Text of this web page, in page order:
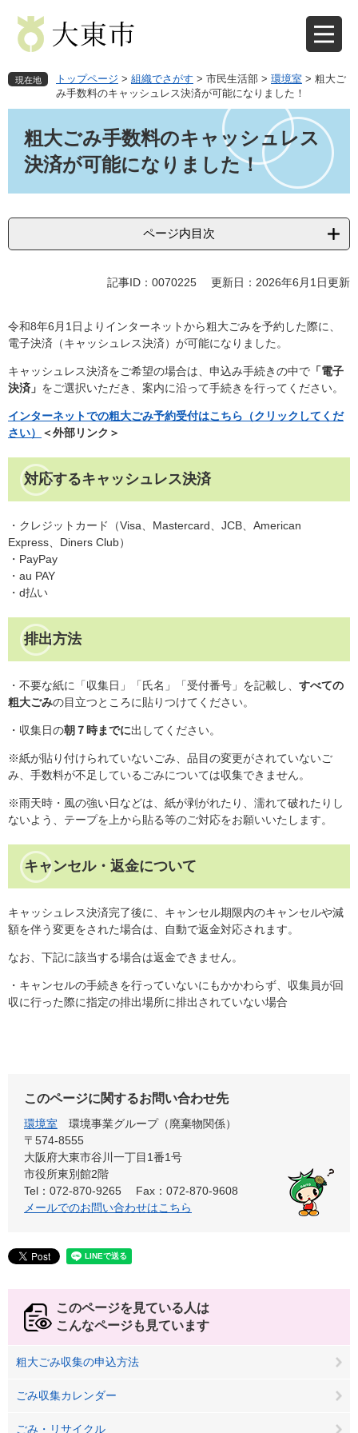
先
で
を
ば
へ
現在地 トップページ > 組織でさがす > 市民生活部 > 環境室 > 粗大ご
み手数料のキャッシュレス決済が可能になりました！
粗大ごみ手数料のキャッシュレス
決済が可能になりました！
ページ内目次
記事ID：0070225 更新日：2026年6月1日更新
令和8年6月1日よりインターネットから粗大ごみを予約した際に、
電子決済（キャッシュレス決済）が可能になりました。
キャッシュレス決済をご希望の場合は、申込み手続きの中で 「電子
決済」 をご選択いただき、案内に沿って手続きを行ってください。
インターネットでの粗大ごみ予約受付はこちら（クリックしてくだ
さい）
＜外部リンク＞
対応するキャッシュレス決済
・クレジットカード（Visa、Mastercard、JCB、American
Express、Diners Club）
・PayPay
・au PAY
・d払い
排出方法
・不要な紙に「収集日」「氏名」「受付番号」を記載し、 すべての
粗大ごみの目立つところに貼りつけてください。
・収集日の朝７時までに出してください。
※紙が貼り付けられていないごみ、品目の変更がされていないご
み、手数料が不足しているごみについては収集できません。
※雨天時・風の強い日などは、紙が剥がれたり、濡れて破れたりし
ないよう、テープを上から貼る等のご対応をお願いいたします。
キャンセル・返金について
キャッシュレス決済完了後に、キャンセル期限内のキャンセルや減
額を伴う変更をされた場合は、自動で返金対応されます。
なお、下記に該当する場合は返金できません。
・キャンセルの手続きを行っていないにもかかわらず、収集員が回
収に行った際に指定の排出場所に排出されていない場合
このページに関するお問い合わせ先
環境室
環境事業グループ（廃棄物関係）
〒574-8555
大阪府大東市谷川一丁目1番1号
市役所東別館2階
Tel：072-870-9265
Fax：072-870-9608
メールでのお問い合わせはこちら
このページを見ている人は
こんなページも見ています
粗大ごみ収集の申込方法
ごみ収集カレンダー
ごみ・リサイクル